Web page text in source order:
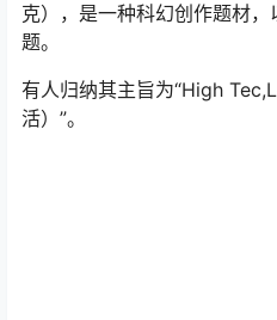
克），是一种科幻创作题材
题。
有人归纳其主旨为“High
活）”。